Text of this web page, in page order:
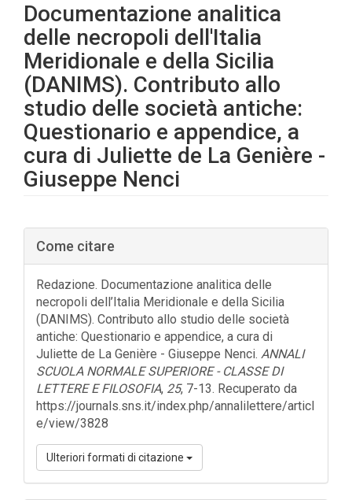
Documentazione analitica
delle necropoli dell'Italia
Meridionale e della Sicilia
(DANIMS). Contributo allo
studio delle società antiche:
Questionario e appendice, a
cura di Juliette de La Genière -
Giuseppe Nenci
Barra
laterale
dell'articolo
Come citare
Redazione. Documentazione analitica delle
necropoli dell’Italia Meridionale e della Sicilia
(DANIMS). Contributo allo studio delle società
antiche: Questionario e appendice, a cura di
Juliette de La Genière - Giuseppe Nenci. ANNALI
SCUOLA NORMALE SUPERIORE - CLASSE DI
LETTERE E FILOSOFIA, 25, 7-13. Recuperato da
https://journals.sns.it/index.php/annalilettere/articl
e/view/3828
Ulteriori formati di citazione